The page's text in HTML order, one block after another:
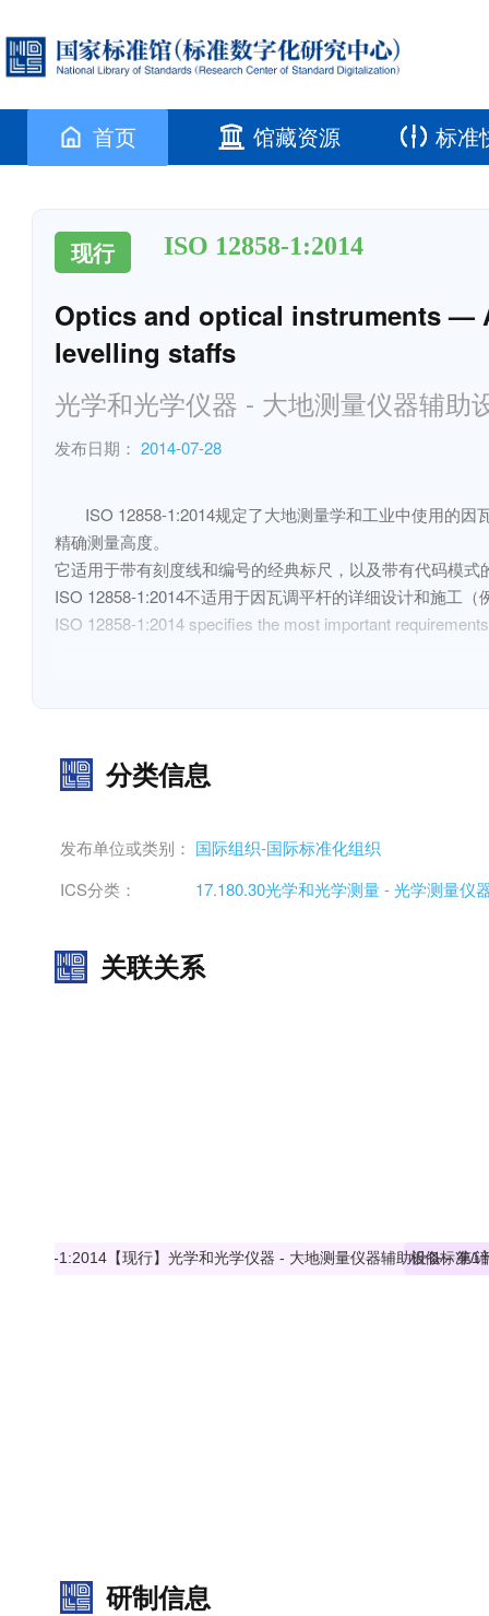
首页 馆藏资源 标准
现行 ISO 12858-1:2014
Optics and optical instruments —
levelling staffs
光学和光学仪器 - 大地测量仪器辅助
发布日期： 2014-07-28
ISO 12858-1:2014规定了大地测量学和工业中使用的
精确测量高度。
它适用于带有刻度线和编号的经典标尺，以及带有代码模
ISO 12858-1:2014不适用于因瓦调平杆的详细设计和施工
ISO 12858-1:2014 specifies the most important
ISO 12858-1:2014 is not applicable to the detailed design
strip and of the circular level), which may be selected by
分类信息
发布单位或类别： 国际组织-国际标准化组织
ICS分类：
17.180.30光学和光学测量 - 光学测量仪
关联关系
研制信息